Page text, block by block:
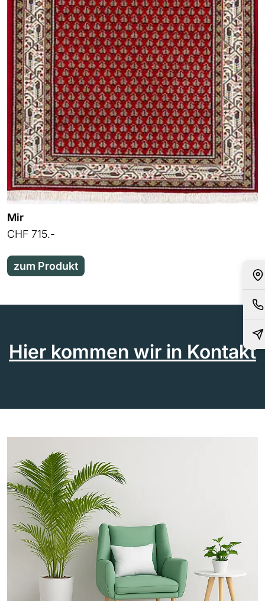
Mir
CHF 715.-
zum Produkt
Hier kommen wir in Kontakt